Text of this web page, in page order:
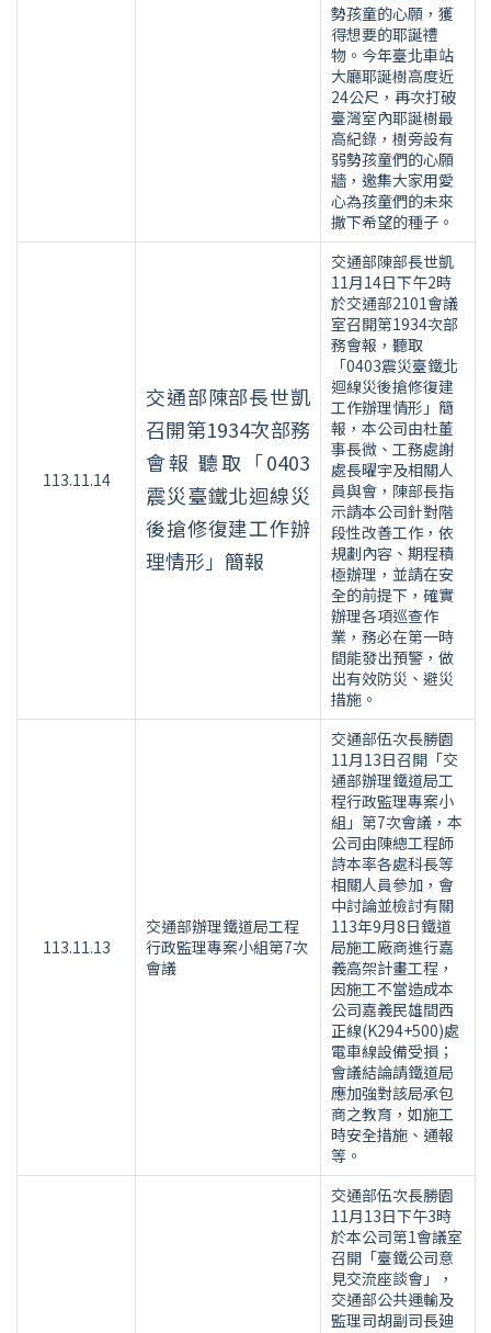
勢孩童的心願，獲
得想要的耶誕禮
物。今年臺北車站
大廳耶誕樹高度近
24公尺，再次打破
臺灣室內耶誕樹最
高紀錄，樹旁設有
弱勢孩童們的心願
牆，邀集大家用愛
心為孩童們的未來
撒下希望的種子。
113.11.14
交通部陳部長世凱
召開第1934次部務
會報 聽取「0403
震災臺鐵北迴線災
後搶修復建工作辦
理情形」簡報
交通部陳部長世凱
11月14日下午2時
於交通部2101會議
室召開第1934次部
務會報，聽取
「0403震災臺鐵北
迴線災後搶修復建
工作辦理情形」簡
報，本公司由杜董
事長微、工務處謝
處長曜宇及相關人
員與會，陳部長指
示請本公司針對階
段性改善工作，依
規劃內容、期程積
極辦理，並請在安
全的前提下，確實
辦理各項巡查作
業，務必在第一時
間能發出預警，做
出有效防災、避災
措施。
113.11.13
交通部辦理鐵道局工程
行政監理專案小組第7次
會議
交通部伍次長勝園
11月13日召開「交
通部辦理鐵道局工
程行政監理專案小
組」第7次會議，本
公司由陳總工程師
詩本率各處科長等
相關人員參加，會
中討論並檢討有關
113年9月8日鐵道
局施工廠商進行嘉
義高架計畫工程，
因施工不當造成本
公司嘉義民雄間西
正線(K294+500)處
電車線設備受損；
會議結論請鐵道局
應加強對該局承包
商之教育，如施工
時安全措施、通報
等。
交通部伍次長勝園
11月13日下午3時
於本公司第1會議室
召開「臺鐵公司意
見交流座談會」，
交通部公共運輸及
監理司胡副司長廸